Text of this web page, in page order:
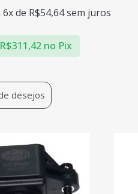
de R$54,64sem juros
R$311,42 no Pix
desejos